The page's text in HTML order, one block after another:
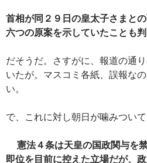
首相が同２９日の皇太子さまと
六つの原案を示していたことも判
だそうだ。さすがに、報道の通
いたが。マスコミ各紙、誤報な
い。
で、これに対し朝日が噛みついて
憲法４条は天皇の国政関与を
即位を目前に控えた立場だが、